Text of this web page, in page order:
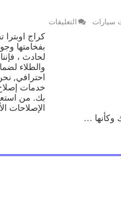
سيارات التعليقات
كراج اوبترا
بفخامتها
لحادث ،
والطلاء
احترافي,
خدمات
بك. من
الإصلاحات
وكأنها …